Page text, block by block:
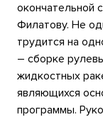
окончательной
Филатову. Не
трудится на
– сборке
жидкостных
являющихся
программы.